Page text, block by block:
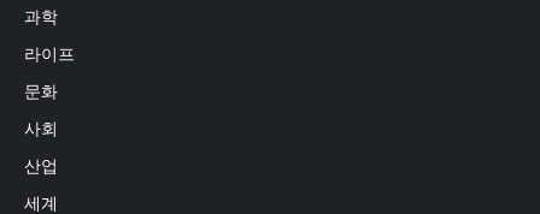
과학
라이프
문화
사회
산업
세계